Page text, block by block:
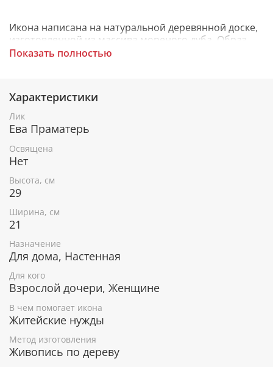
Икона написана на натуральной деревянной доске,
изготовленной из массива мореного дуба. Образ
откопирован с авторского списка методом,
При окончательном оформлении образа
использовались специальные фронтажные грунты,
выравнивающие лаки и темперные краски. Венец и
поля иконы вручную украшены рельефным
орнаментом и натуральным жемчугом или
полудрагоценными камнями.
Бережет от ошибок.
Помогает принять правильное решение.
Гарантия подлинности
К каждому живописному образу прикладывается
номерное свидетельство, в котором подробно
расписана вся информация об иконе:
Показать полностью
Характеристики
Лик
Ева Праматерь
Освящена
Нет
Высота, см
29
Ширина, см
21
Назначение
Для дома, Настенная
Для кого
Взрослой дочери, Женщине
В чем помогает икона
Житейские нужды
Метод изготовления
Живопись по дереву